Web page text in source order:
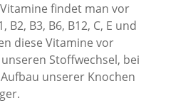
findet man vor
B2, B3, B6, B12, C, E und
diese Vitamine vor
Stoffwechsel, bei
unserer Knochen